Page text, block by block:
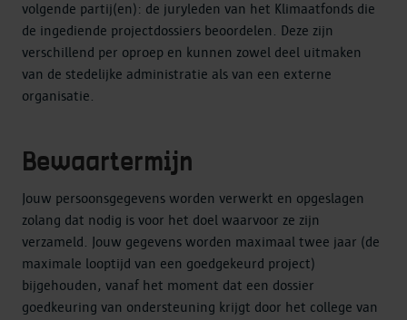
volgende partij(en): de juryleden van het Klimaatfonds die
de ingediende projectdossiers beoordelen. Deze zijn
verschillend per oproep en kunnen zowel deel uitmaken
van de stedelijke administratie als van een externe
organisatie.
Bewaartermijn
Jouw persoonsgegevens worden verwerkt en opgeslagen
zolang dat nodig is voor het doel waarvoor ze zijn
verzameld. Jouw gegevens worden maximaal twee jaar (de
maximale looptijd van een goedgekeurd project)
bijgehouden, vanaf het moment dat een dossier
goedkeuring van ondersteuning krijgt door het college van